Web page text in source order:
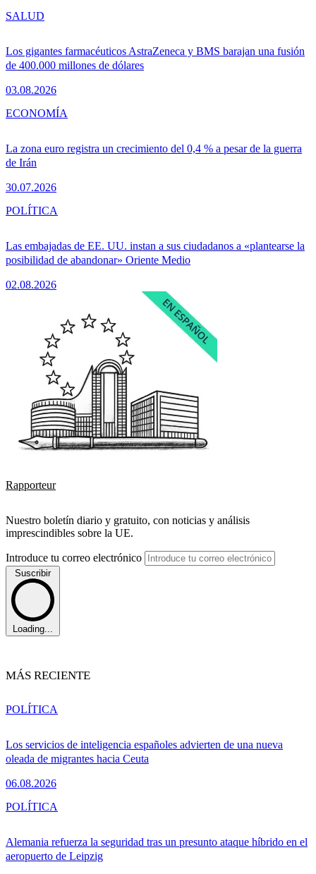
Los gigantes farmacéuticos AstraZeneca y BMS barajan una fusión
de 400.000 millones de dólares
03.08.2026
SALUD
La zona euro registra un crecimiento del 0,4 % a pesar de la guerra
de Irán
30.07.2026
ECONOMÍA
Las embajadas de EE. UU. instan a sus ciudadanos a «plantearse la
posibilidad de abandonar» Oriente Medio
02.08.2026
POLÍTICA
Rapporteur
Nuestro boletín diario y gratuito, con noticias y análisis
imprescindibles sobre la UE.
Introduce tu correo electrónico
Suscribir
Loading...
MÁS RECIENTE
Los servicios de inteligencia españoles advierten de una nueva
oleada de migrantes hacia Ceuta
06.08.2026
POLÍTICA
Alemania refuerza la seguridad tras un presunto ataque híbrido en el
aeropuerto de Leipzig
POLÍTICA